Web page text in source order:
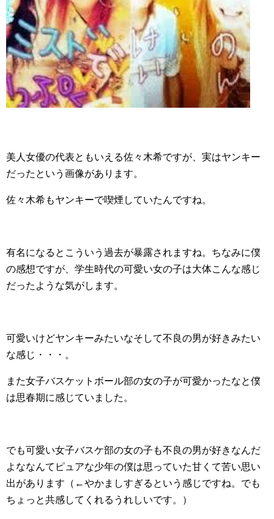
美人女優の代表ともいえる佐々木希ですが、実はヤンキー
だったという画像があります。
佐々木希もヤンキーで喫煙していたんですね。
有名になるとこういう過去が暴露されますね。ちなみに僕
の感想ですが、学生時代の可愛い女の子は大体こんな感じ
だったような気がします。
可愛いけどヤンキーみたいなそして不良の男が好きみたい
な感じ・・・。
また女子バスケットボール部の女の子が可愛かったなと僕
は思春期に感じていました。
でも可愛い女子バスケ部の女の子も不良の男が好きなんだ
よななんてピュアな少年の僕は思っていた甘くて苦い思い
出があります（←やかましすぎるという感じですね。でも
ちょっと共感してくれるうれしいです。）